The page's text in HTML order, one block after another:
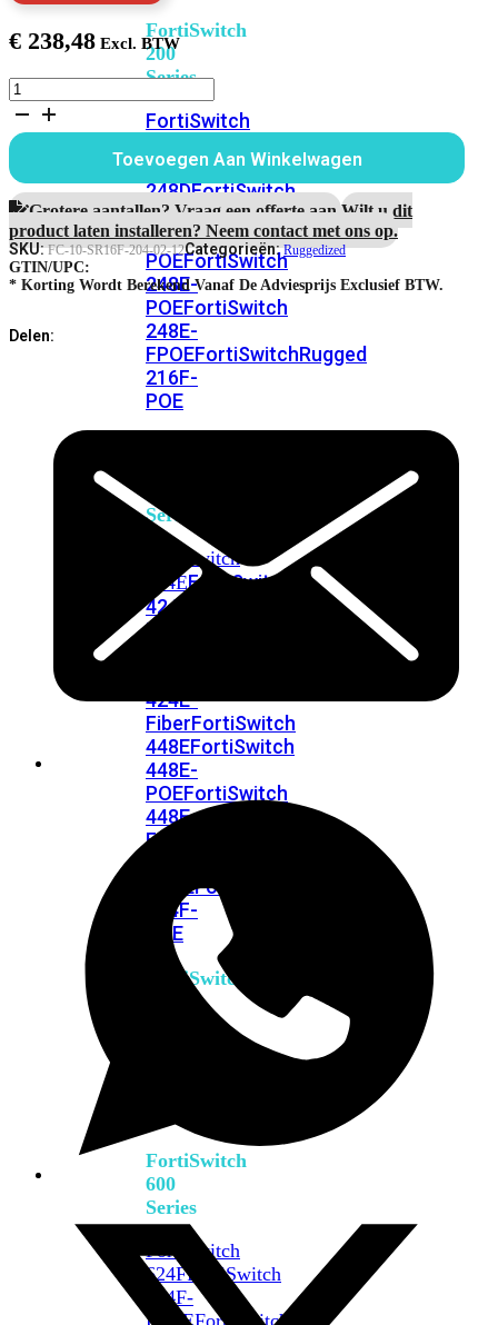
FortiSwitch
200
Series
FortiSwitch
FPOEFortiSwitch
248DFortiSwitch
224EFortiswitch
224E-
POEFortiSwitch
248E-
POEFortiSwitch
248E-
FPOEFortiSwitchRugged
216F-
POE
Series
FortiSwitch
424EFortiSwitch
424E-
POE
424E-
FiberFortiSwitch
448EFortiSwitch
448E-
POEFortiSwitch
448E-
FPOE
FPOEFortiSwitchRugged
424F-
POE
FortiSwitch
FortiSwitch
600
Series
FortiSwitch
624FFortiSwitch
624F-
FPOEFortiSwitch
€ 238,48
FortiSwitchRugged-
216F-
1
Jaar
Upgrade
FortiCare
Premium
to
Elite
aantal
Toevoegen Aan Winkelwagen
Grotere aantallen? Vraag een offerte aan.Wilt u dit
product laten installeren? Neem contact met ons op.
SKU:FC-10-SR16F-204-02-12Categorieën:Ruggedized
GTIN/UPC:
* Korting Wordt Berekend Vanaf De Adviesprijs Exclusief BTW.
Delen: